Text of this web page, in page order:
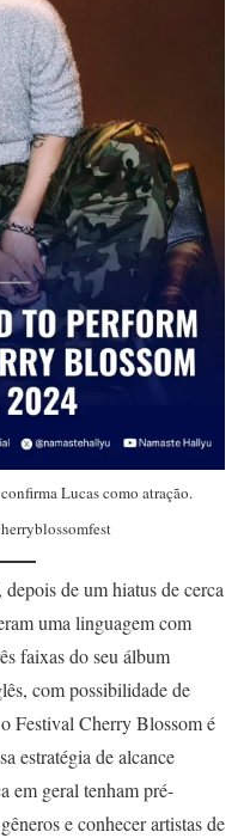
Lucas como atração.
de um hiatus de cerca
uma linguagem com
faixas do seu álbum
com possibilidade de
Festival Cherry Blossom é
estratégia de alcance
em geral tenham pré-
e conhecer artistas de